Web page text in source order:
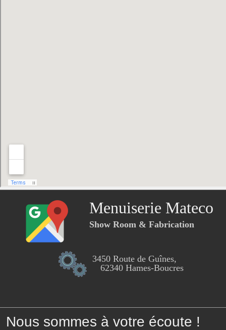
Menuiserie Mateco
Show Room & Fabrication
3450 Route de Guînes,
62340 Hames-Boucres
Nous sommes à votre écoute !